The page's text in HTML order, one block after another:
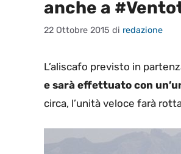
anche a
22 Ottobre 2015 di redazione
L’aliscafo previsto in
e sarà effettuato con
circa, l’unità veloce farà